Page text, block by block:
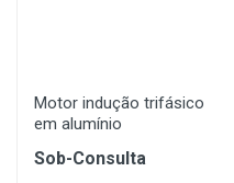
Motor indução trifásico
em alumínio
Sob-Consulta